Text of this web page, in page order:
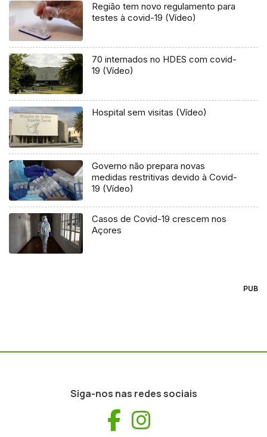
Região tem novo regulamento para
testes à covid-19 (Vídeo)
70 internados no HDES com covid-
19 (Vídeo)
Hospital sem visitas (Vídeo)
Governo não prepara novas
medidas restritivas devido à Covid-
19 (Vídeo)
Casos de Covid-19 crescem nos
Açores
PUB
Siga-nos nas redes sociais
Facebook